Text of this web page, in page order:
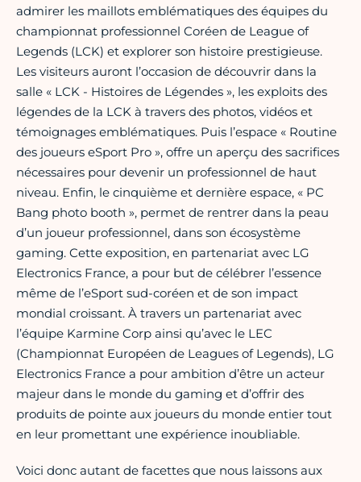
admirer les maillots emblématiques des équipes du
championnat professionnel Coréen de League of
Legends (LCK) et explorer son histoire prestigieuse.
Les visiteurs auront l’occasion de découvrir dans la
salle « LCK - Histoires de Légendes », les exploits des
légendes de la LCK à travers des photos, vidéos et
témoignages emblématiques. Puis l’espace « Routine
des joueurs eSport Pro », offre un aperçu des sacrifices
nécessaires pour devenir un professionnel de haut
niveau. Enfin, le cinquième et dernière espace, « PC
Bang photo booth », permet de rentrer dans la peau
d’un joueur professionnel, dans son écosystème
gaming. Cette exposition, en partenariat avec LG
Electronics France, a pour but de célébrer l’essence
même de l’eSport sud-coréen et de son impact
mondial croissant. À travers un partenariat avec
l’équipe Karmine Corp ainsi qu’avec le LEC
(Championnat Européen de Leagues of Legends), LG
Electronics France a pour ambition d’être un acteur
majeur dans le monde du gaming et d’offrir des
produits de pointe aux joueurs du monde entier tout
en leur promettant une expérience inoubliable.
Voici donc autant de facettes que nous laissons aux